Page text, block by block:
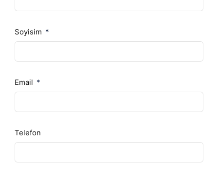
Soyisim
Email
Telefon